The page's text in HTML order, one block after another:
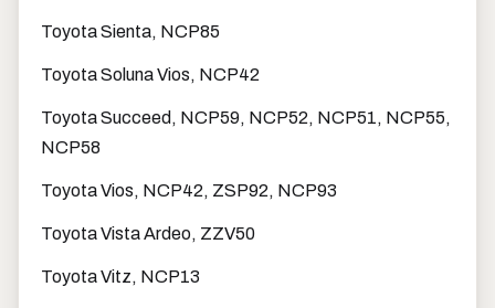
Toyota Sienta, NCP85
Toyota Soluna Vios, NCP42
Toyota Succeed, NCP59, NCP52, NCP51, NCP55,
NCP58
Toyota Vios, NCP42, ZSP92, NCP93
Toyota Vista Ardeo, ZZV50
Toyota Vitz, NCP13